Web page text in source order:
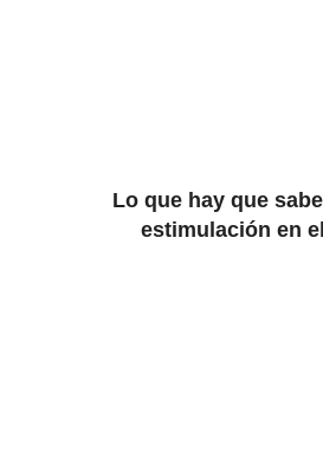
Lo que hay que
estimulación en